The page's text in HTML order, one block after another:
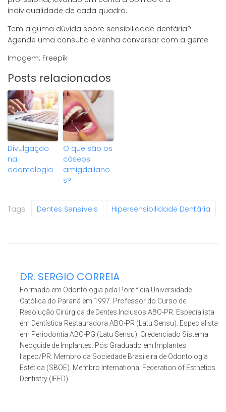
individualidade de cada quadro.
Tem alguma dúvida sobre sensibilidade dentária?
Agende uma consulta e venha conversar com a gente.
Imagem: Freepik
Posts relacionados
Divulgação
na
odontologia
O que são os
cáseos
amigdaliano
s?
Tags: Dentes Sensíveis Hipersensibilidade Dentária
DR. SERGIO CORREIA
Formado em Odontologia pela Pontifícia Universidade
Católica do Paraná em 1997. Professor do Curso de
Resolução Cirúrgica de Dentes Inclusos ABO-PR. Especialista
em Dentística Restauradora ABO-PR (Latu Sensu). Especialista
em Periodontia ABO-PG (Latu Sensu). Credenciado Sistema
Neoguide de Implantes. Pós Graduado em Implantes
Ilapeo/PR. Membro da Sociedade Brasileira de Odontologia
Estética (SBOE). Membro International Federation of Esthetics
Dentistry (IFED).